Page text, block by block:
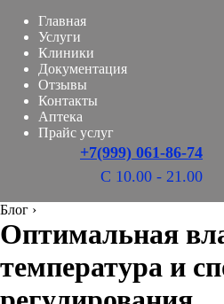
Главная
Услуги
Клиники
Документация
Отзывы
Контакты
Аптека
Прайс услуг
+7(999) 061-86-74
С 10.00 - 21.00
Блог ›
Оптимальная
температура и